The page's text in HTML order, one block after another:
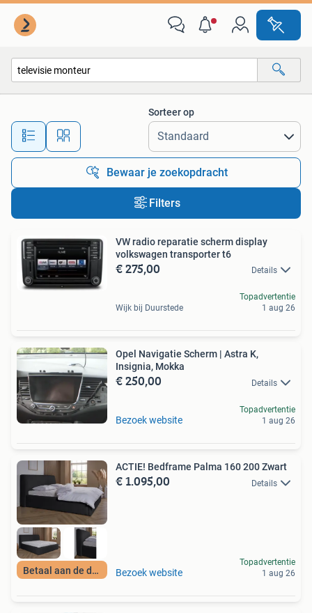
Alle afstanden…
Sorteer op
Bewaar je zoekopdracht
Filters
VW radio reparatie scherm display
volkswagen transporter t6
€ 275,00 Details
Wijk bij Duurstede
Topadvertentie
1 aug 26
Opel Navigatie Scherm | Astra K,
Insignia, Mokka
€ 250,00 Details
Bezoek website
Topadvertentie
1 aug 26
Betaal aan de deur
ACTIE! Bedframe Palma 160 200 Zwart
€ 1.095,00 Details
Bezoek website
Topadvertentie
1 aug 26